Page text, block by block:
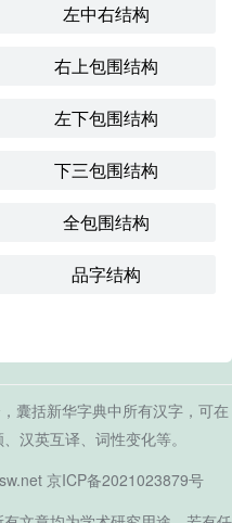
左中右结构
右上包围结构
左下包围结构
下三包围结构
全包围结构
品字结构
囊括新华字典中所有汉字，可在
汉英互译、词性变化等。
京ICP备2021023879号